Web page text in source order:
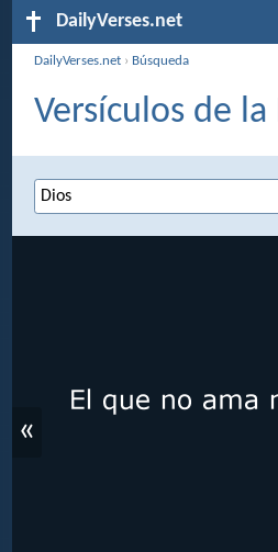
DailyVerses.net
DailyVerses.net › Búsqueda
Versículos de
«